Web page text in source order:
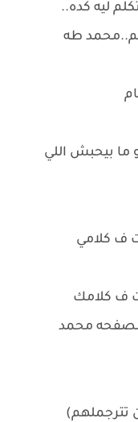
ليه كده..
طه
ما بيحبش اللي
ف كلامي
ف كلامك
لصفحه محمد
تترجملهم)